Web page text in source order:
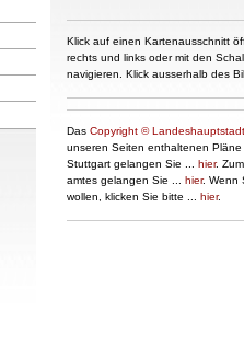
Klick auf einen Kartenausschnitt
rechts und links oder mit den
navigieren. Klick ausserhalb des
Das Copyright ©
unseren Seiten enthaltenen
Stuttgartgelangen Sie ... hier.
amtes gelangen Sie ... hier. Wenn
wollen, klicken Sie bitte ... hier.